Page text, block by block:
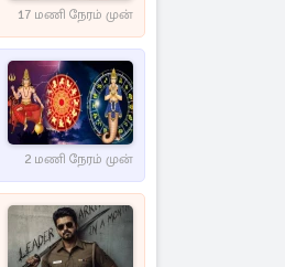
17 மணி நேரம் முன்
2 மணி நேரம் முன்